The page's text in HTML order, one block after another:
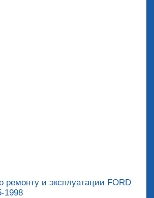
ремонту и эксплуатации FORD
1998